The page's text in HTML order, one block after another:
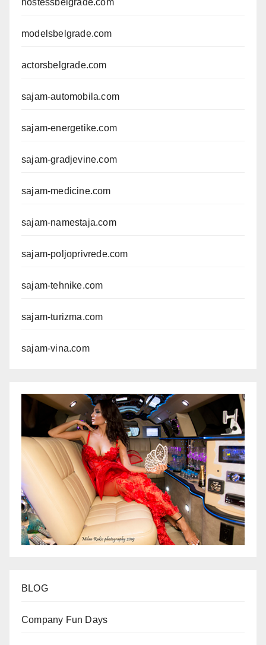
hostessbelgrade.com
modelsbelgrade.com
actorsbelgrade.com
sajam-automobila.com
sajam-energetike.com
sajam-gradjevine.com
sajam-medicine.com
sajam-namestaja.com
sajam-poljoprivrede.com
sajam-tehnike.com
sajam-turizma.com
sajam-vina.com
BLOG
Company Fun Days